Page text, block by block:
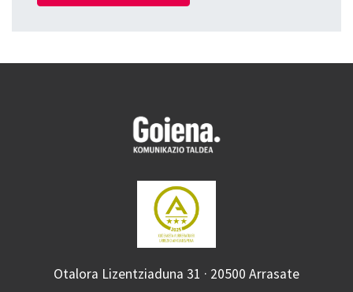
Otalora Lizentziaduna 31 · 20500 Arrasate